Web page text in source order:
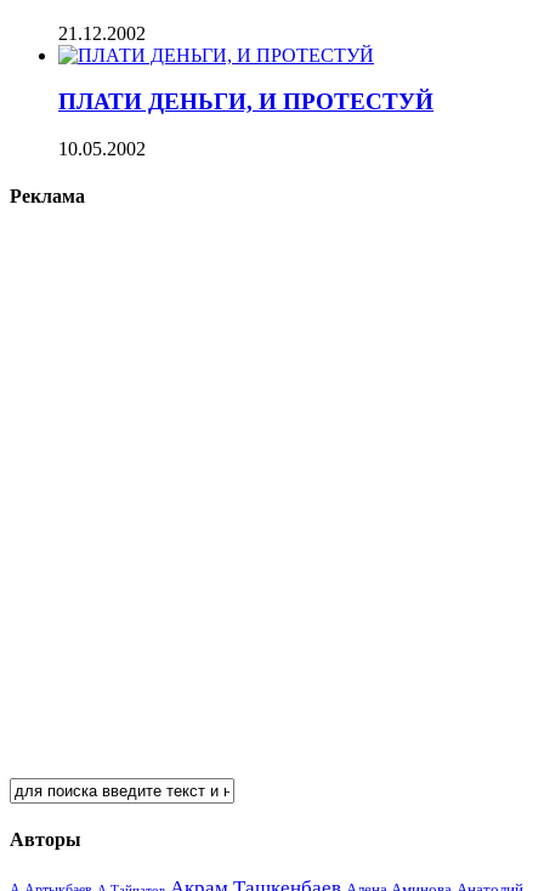
21.12.2002
ПЛАТИ ДЕНЬГИ, И ПРОТЕСТУЙ
10.05.2002
Реклама
Авторы